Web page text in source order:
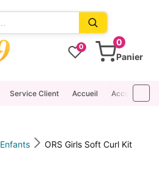
0
0
Panier
Service Client Accueil Accessoires
Enfants ORS Girls Soft Curl Kit